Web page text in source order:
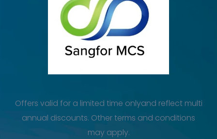
Offers valid for a limited time onlyand reflect multi
annual discounts. Other terms and conditions
may apply.